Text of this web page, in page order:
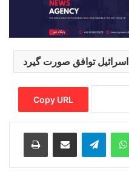
اسرائیل توافق صورت گیرد
Copy URL
WhatsApp
Telegram
Share via Email
Print